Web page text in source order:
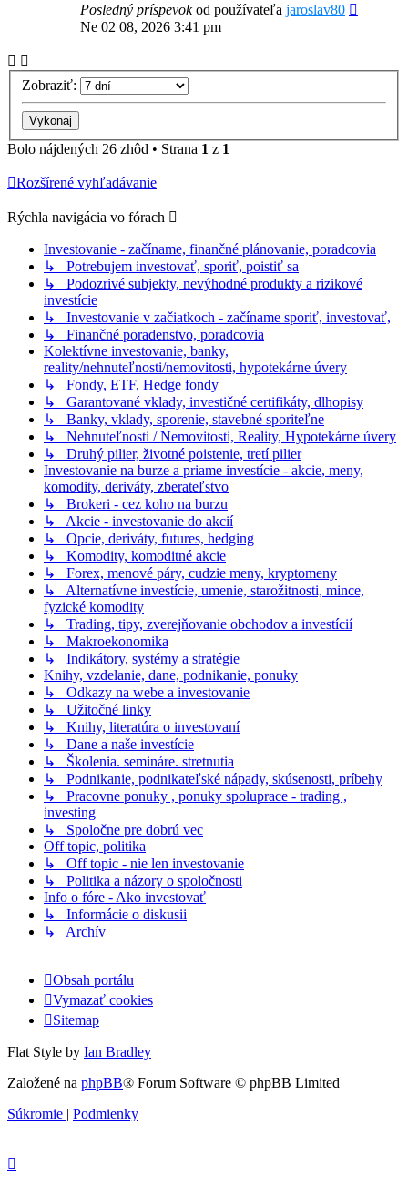
Posledný príspevokod používateľa jaroslav80
Ne 02 08, 2026 3:41 pm
Zobraziť:
Bolo nájdených 26 zhôd • Strana 1 z 1
Rozšírené vyhľadávanie
Rýchla navigácia vo fórach
Investovanie - začíname, finančné plánovanie, poradcovia
↳ Potrebujem investovať, sporiť, poistiť sa
↳ Podozrivé subjekty, nevýhodné produkty a rizikové
investície
↳ Investovanie v začiatkoch - začíname sporiť, investovať,
↳ Finančné poradenstvo, poradcovia
Kolektívne investovanie, banky,
reality/nehnuteľnosti/nemovitosti, hypotekárne úvery
↳ Fondy, ETF, Hedge fondy
↳ Garantované vklady, investičné certifikáty, dlhopisy
↳ Banky, vklady, sporenie, stavebné sporiteľne
↳ Nehnuteľnosti / Nemovitosti, Reality, Hypotekárne úvery
↳ Druhý pilier, životné poistenie, tretí pilier
Investovanie na burze a priame investície - akcie, meny,
komodity, deriváty, zberateľstvo
↳ Brokeri - cez koho na burzu
↳ Akcie - investovanie do akcií
↳ Opcie, deriváty, futures, hedging
↳ Komodity, komoditné akcie
↳ Forex, menové páry, cudzie meny, kryptomeny
↳ Alternatívne investície, umenie, starožitnosti, mince,
fyzické komodity
↳ Trading, tipy, zverejňovanie obchodov a investícií
↳ Makroekonomika
↳ Indikátory, systémy a stratégie
Knihy, vzdelanie, dane, podnikanie, ponuky
↳ Odkazy na webe a investovanie
↳ Užitočné linky
↳ Knihy, literatúra o investovaní
↳ Dane a naše investície
↳ Školenia. semináre. stretnutia
↳ Podnikanie, podnikateľské nápady, skúsenosti, príbehy
↳ Pracovne ponuky , ponuky spoluprace - trading ,
investing
↳ Spoločne pre dobrú vec
Off topic, politika
↳ Off topic - nie len investovanie
↳ Politika a názory o spoločnosti
Info o fóre - Ako investovať
↳ Informácie o diskusii
↳ Archív
Obsah portálu
Vymazať cookies
Sitemap
Flat Style by Ian Bradley
Založené na phpBB® Forum Software © phpBB Limited
Súkromie | Podmienky